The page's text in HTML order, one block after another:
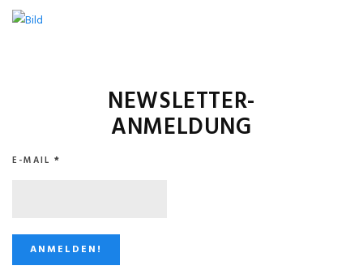
NEWSLETTER-
ANMELDUNG
E-MAIL *